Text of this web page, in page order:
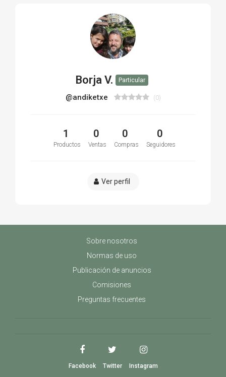
Borja V. Particular
@andiketxe (0)
1
Productos
0
Ventas
0
Compras
0
Seguidores
Ver perfil
Sobre nosotros
Normas de uso
Publicación de anuncios
Comisiones
Preguntas frecuentes
Facebook Twitter Instagram